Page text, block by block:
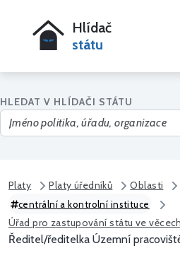
Hlídač
státu
HLEDAT V HLÍDAČI STÁTU
Platy Platy úředníků Oblasti
centrální a kontrolní instituce
Úřad pro zastupování státu ve
Ředitel/ředitelka Územní